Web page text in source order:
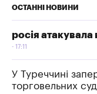
ОСТАННІ НОВИНИ
росія
17:11
У Туреччині
торговельних